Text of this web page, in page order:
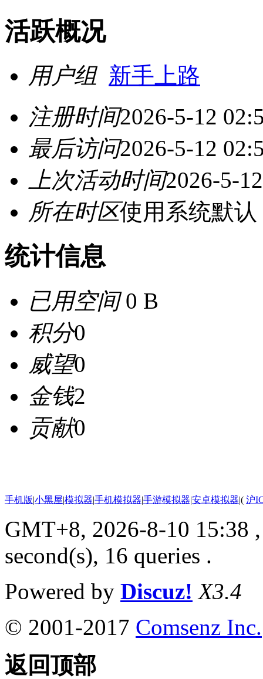
活跃概况
用户组 新手上路
注册时间2026-5-12
最后访问2026-5-12
上次活动时间2026-5-
所在时区使用系统默认
统计信息
已用空间0 B
积分0
威望0
金钱2
贡献0
手机版|小黑屋|模拟器|手机模拟器|手游模拟器|安卓模拟器|( 沪
GMT+8, 2026-8-10 15:38
second(s), 16 queries .
Powered by Discuz! X3.4
© 2001-2017 Comsenz Inc.
返回顶部